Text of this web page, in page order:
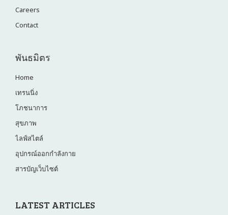
Careers
Contact
พันธมิตร
Home
เทรนนิ่ง
โภชนาการ
สุขภาพ
ไลฟ์สไตล์
อุปกรณ์ออกกำลังกาย
สารบัญเว็บไซต์
LATEST ARTICLES